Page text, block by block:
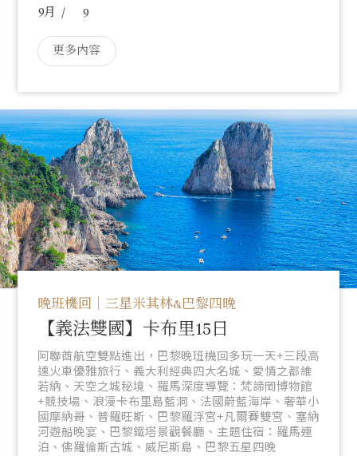
9 9
更多內容
晚班機回｜三星米其林&巴黎四晚
【義法雙國】卡布里15日
阿聯酋航空雙點進出，巴黎晚班機回多玩一天+三段高
速火車優雅旅行、義大利經典四大名城、愛情之都維
若納、天空之城秘境、羅馬深度導覽：梵諦岡博物館
+競技場、浪漫卡布里島藍洞、法國蔚藍海岸、奢華小
國摩納哥、普羅旺斯、巴黎羅浮宮+凡爾賽雙宮、塞納
河遊船晚宴、巴黎鐵塔景觀餐廳、主題住宿：羅馬連
泊、佛羅倫斯古城、威尼斯島、巴黎五星四晚